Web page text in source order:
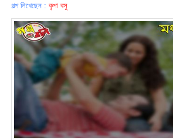
গল্প লিখেছেন :কৃপা বসু